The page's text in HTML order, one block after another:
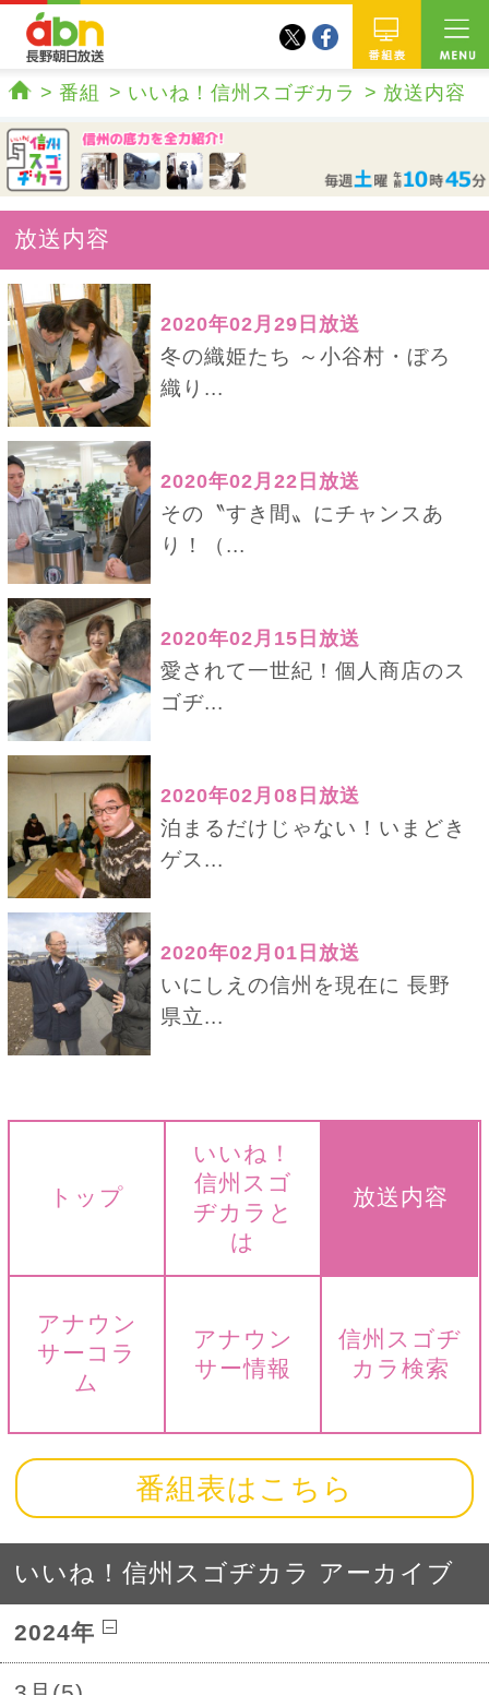
番組
twitterfacebook
番組 いいね！信州スゴヂカラ 放送内容
放送内容
2020年02月29日放送
冬の織姫たち ～小谷村・ぼろ
織り...
2020年02月22日放送
その〝すき間〟にチャンスあ
り！（...
2020年02月15日放送
愛されて一世紀！個人商店のス
ゴヂ...
2020年02月08日放送
泊まるだけじゃない！いまどき
ゲス...
2020年02月01日放送
いにしえの信州を現在に 長野
県立...
トップ
いいね！
信州スゴ
ヂカラと
は
放送内容
アナウン
サーコラ
ム
アナウン
サー情報
信州スゴヂ
カラ検索
番組表はこちら
いいね！信州スゴヂカラ アーカイブ
2024年